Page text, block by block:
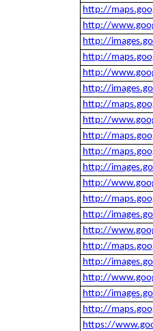
http://
http://
http://
http://
http://
http://
http://
http://
http://
http://
http://
http://
http://
http://
http://
http://
http://
http://
http://
http://
https://